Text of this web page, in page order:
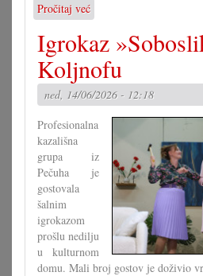
Pročitaj već
Sv.
maša
na
Štefanju
s
Tamburicom
Celindof
Igrokaz
Koljnofu
ned, 14/06/2026 - 12:18
Profesionalna
kazališna
grupa iz
Pečuha je
gostovala
šalnim
igrokazom
prošlu nedilju
u kulturnom
domu. Mali broj gostov je doživio